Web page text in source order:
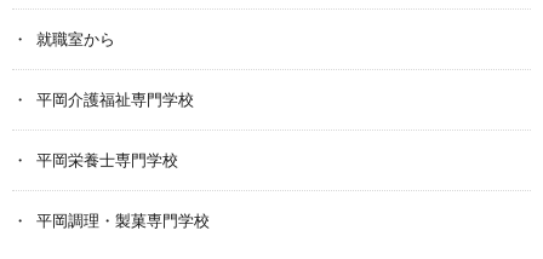
就職室から
平岡介護福祉専門学校
平岡栄養士専門学校
平岡調理・製菓専門学校